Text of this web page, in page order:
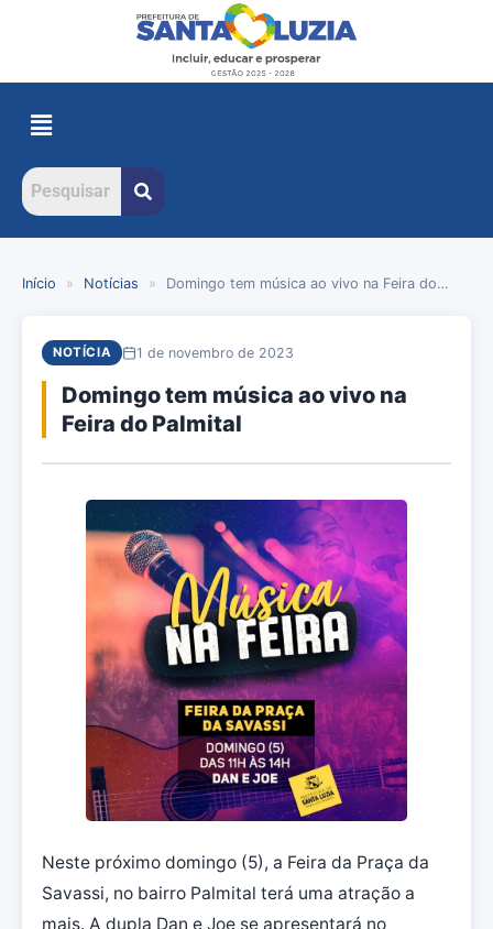
Início » Notícias » Domingo tem música ao vivo na Feira do…
NOTÍCIA 1 de novembro de 2023
Domingo tem música ao vivo na
Feira do Palmital
Neste próximo domingo (5), a Feira da Praça da
Savassi, no bairro Palmital terá uma atração a
mais. A dupla Dan e Joe se apresentará no